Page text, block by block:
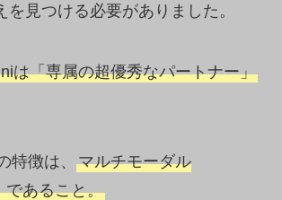
を見つける必要がありました。
は「専属の超優秀なパートナー」
特徴は、
マルチモーダル
であること。